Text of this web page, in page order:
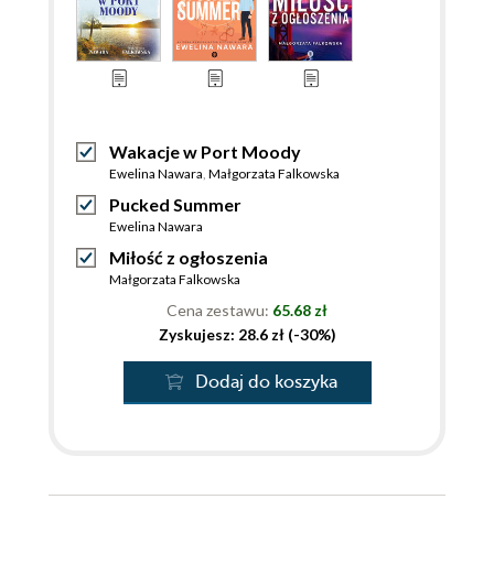
Wakacje w Port Moody
Ewelina Nawara, Małgorzata Falkowska
Pucked Summer
Ewelina Nawara
Miłość z ogłoszenia
Małgorzata Falkowska
Cena zestawu: 65.68 zł
Zyskujesz: 28.6 zł (-30%)
Dodaj do koszyka